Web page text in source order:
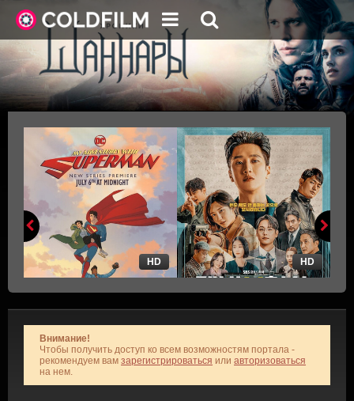
HD HD
Внимание!
Чтобы получить доступ ко всем возможностям портала -
рекомендуем вам зарегистрироваться или авторизоваться
на нем.